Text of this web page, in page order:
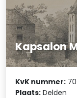
Kapsalon
KvK nummer:
Plaats: Delden